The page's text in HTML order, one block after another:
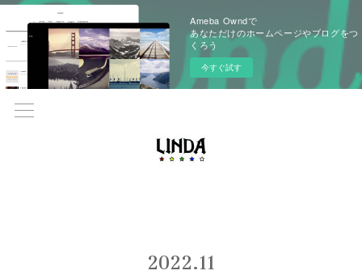
Ameba Owndで
あなただけのホームページやブログをつ
くろう
今すぐ試す
2022.11